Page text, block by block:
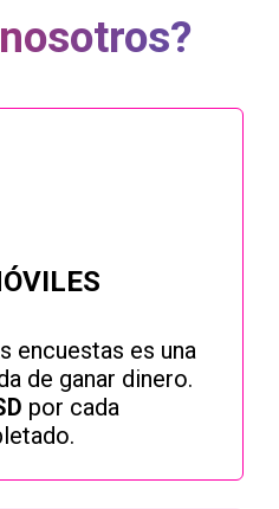
encuestas es una
de ganar dinero.
por cada